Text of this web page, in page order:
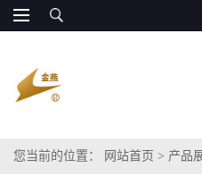
您当前的位置： 网站首页 > 产品